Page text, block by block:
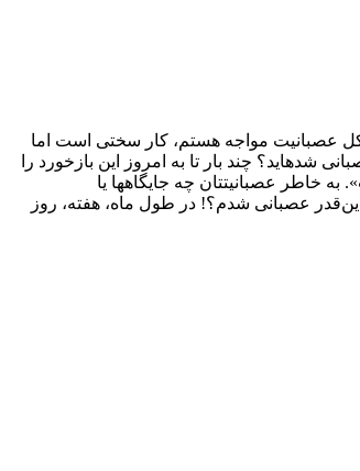
عصبانیت مواجه هستم، کار سختی است اما
چند بار تا به امروز این بازخورد را
خاطر عصبانیتتان چه جایگاه­ها یا
عصبانی شدم؟! در طول ماه، هفته، روز